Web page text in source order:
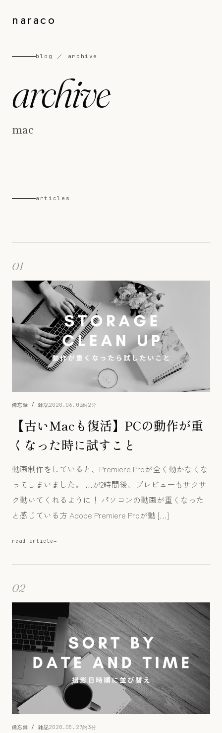
naraco
blog ／ archive
archive
mac
articles
01
備忘録 / 雑記2020.06.02約2分
【古いMacも復活】PCの動作が重
くなった時に試すこと
動画制作をしていると、Premiere Proが全く動かなくな
ってしまいました。 …が2時間後、プレビューもサクサ
ク動いてくれるように！ パソコンの動画が重くなった
と感じている方 Adobe Premiere Proが動 […]
read article
02
備忘録 / 雑記2020.05.27約3分